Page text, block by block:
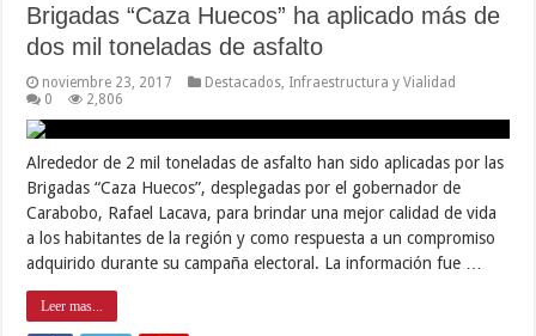
Brigadas “Caza Huecos” ha aplicado más de
dos mil toneladas de asfalto
noviembre 23, 2017 Destacados Infraestructura y Vialidad
0
2,806
Alrededor de 2 mil toneladas de asfalto han sido aplicadas por las
Brigadas “Caza Huecos”, desplegadas por el gobernador de
Carabobo, Rafael Lacava, para brindar una mejor calidad de vida
a los habitantes de la región y como respuesta a un compromiso
adquirido durante su campaña electoral. La información fue …
Leer mas...